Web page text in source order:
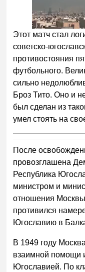
Этот матч стал
советско-
противостояния
футбольного.
сильно
Броз Тито. Оно и
был сделан из
умел стоять на
После
провозглашена
Республика
министром и
отношения
противился
Югославию в
В 1949 году
взаимной помощи
Югославией. По